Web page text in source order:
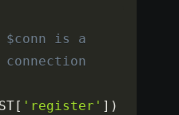
$conn is a
connection
[ 'register' ] )